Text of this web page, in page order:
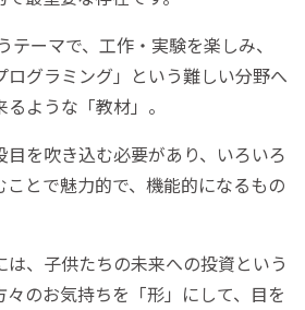
テーマで、工作・実験を楽しみ、
ログラミング」という難しい分野へ
ような「教材」。
目を吹き込む必要があり、いろいろ
とで魅力的で、機能的になるもの
は、子供たちの未来への投資という
のお気持ちを「形」にして、目を